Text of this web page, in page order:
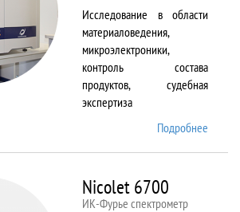
Исследование в области
материаловедения,
микроэлектроники,
контроль состава
продуктов, судебная
экспертиза
Подробнее
Nicolet 6700
ИК-Фурье спектрометр